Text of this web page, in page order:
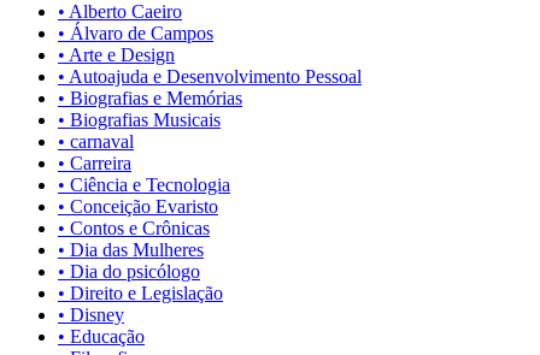
• Alberto Caeiro
• Álvaro de Campos
• Arte e Design
• Autoajuda e Desenvolvimento Pessoal
• Biografias e Memórias
• Biografias Musicais
• carnaval
• Carreira
• Ciência e Tecnologia
• Conceição Evaristo
• Contos e Crônicas
• Dia das Mulheres
• Dia do psicólogo
• Direito e Legislação
• Disney
• Educação